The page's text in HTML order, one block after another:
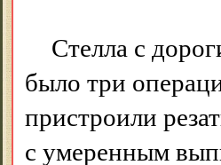
Стелла с
было три
пристроили
с умеренным